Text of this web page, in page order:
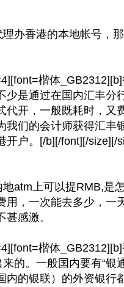
办香港的本地帐号，
楷体
少是通过在国内汇丰分
代开，一般既耗时，又
我们的会计师获得汇丰
开户。[/b][/font][/size][/
atm上可以提RMB,是
用，一次能去多少，一
感激。
楷体
的。一般国内要有“银
内的银联）的外资银行